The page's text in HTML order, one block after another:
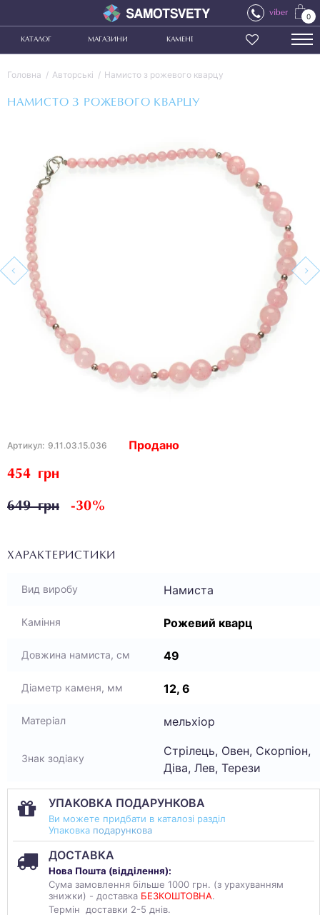
viber 0
КАТАЛОГ МАГАЗИНИ КАМЕНІ
Головна Авторські Намисто з рожевого кварцу
НАМИСТО З РОЖЕВОГО КВАРЦУ
Артикул: 9.11.03.15.036
454 грн
649 грн -30%
Продано
ХАРАКТЕРИСТИКИ
Вид виробу Намиста
Каміння Рожевий кварц
Довжина намиста, см 49
Діаметр каменя, мм 12, 6
Матеріал мельхіор
Знак зодіаку
Стрілець, Овен, Скорпіон,
Діва, Лев, Терези
УПАКОВКА ПОДАРУНКОВА
Ви можете придбати в каталозі разділ
Упаковка подарункова
ДОСТАВКА
Нова Пошта (відділення):
Сума замовлення більше 1000 грн. (з урахуванням
знижки) - доставка БЕЗКОШТОВНА.
Термін доставки 2-5 днів.